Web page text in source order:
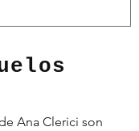
Ana Clerici son